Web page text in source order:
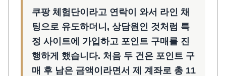
쿠팡 체험단이라고 연락이 와서 라인 채
팅으로 유도하더니, 상담원인 것처럼 특
정 사이트에 가입하고 포인트 구매를 진
행하게 했습니다. 처음 두 건은 포인트 구
매 후 남은 금액이라면서 제 계좌로 총 11